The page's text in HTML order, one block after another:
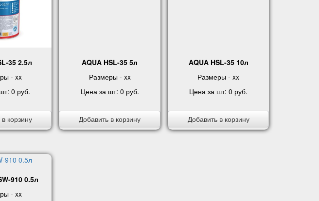
35 2.5л
- xx
0 руб.
корзину
AQUA HSL-35 5л
Размеры - xx
Цена за шт: 0 руб.
Добавить в корзину
AQUA HSL-35 10л
Размеры - xx
Цена за шт:0 руб.
Добавить в корзину
910 0.5л
- xx